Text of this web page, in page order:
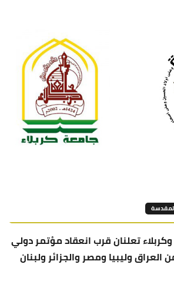
وكربلاء تعلنان قرب انعقاد مؤتمر دولي
بحثا من العراق وليبيا ومصر والجزائر ولبنان